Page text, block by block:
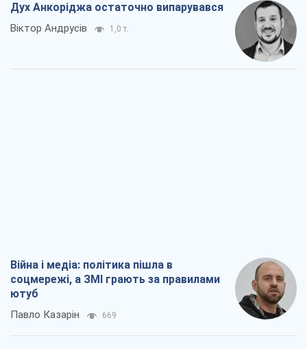
Дух Анкоріджа остаточно випарувався
Віктор Андрусів 1,0 т.
Війна і медіа: політика пішла в
соцмережі, а ЗМІ грають за правилами
ютуб
Павло Казарін 669